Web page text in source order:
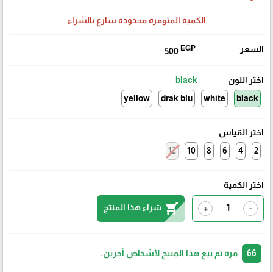
الكمية المتوفرة محدودة سارع بالشراء
السعر 500 EGP
اختر اللون
black
black
white
drak blu
yellow
اختر القياس
2
4
6
8
10
12
اختر الكمية
-
+
shopping_cart شراء هذا المنتج
مرة تم بيع هذا المنتج لأشخاص آخرين.